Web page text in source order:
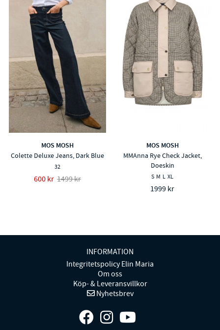
MOS MOSH
Colette Deluxe Jeans, Dark Blue
32
600 kr 1499 kr
MOS MOSH
MMAnna Rye Check Jacket,
Doeskin
S M L XL
1999 kr
INFORMATION
Integritetspolicy Elin Maria
Om oss
Köp- & Leveransvillkor
Nyhetsbrev